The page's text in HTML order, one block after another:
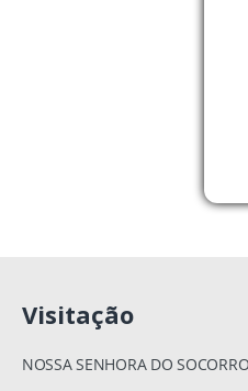
Visitação
NOSSA SENHORA DO